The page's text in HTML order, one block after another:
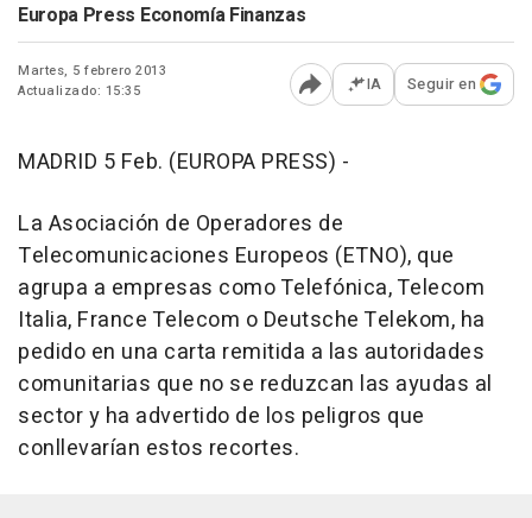
Europa Press Economía Finanzas
Martes, 5 febrero 2013
Actualizado: 15:35
Abrir opciones para
IA Seguir en
MADRID 5 Feb. (EUROPA PRESS) -
La Asociación de Operadores de
Telecomunicaciones Europeos (ETNO), que
agrupa a empresas como Telefónica, Telecom
Italia, France Telecom o Deutsche Telekom, ha
pedido en una carta remitida a las autoridades
comunitarias que no se reduzcan las ayudas al
sector y ha advertido de los peligros que
conllevarían estos recortes.